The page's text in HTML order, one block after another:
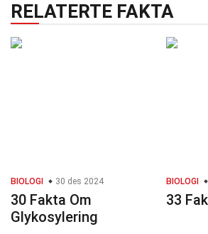
RELATERTE FAKTA
BIOLOGI 30 des 2024
30 Fakta Om
Glykosylering
BIOLOGI
33